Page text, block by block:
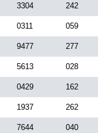
3304 242
0311 059
9477 277
5613 028
0429 162
1937 262
7644 040